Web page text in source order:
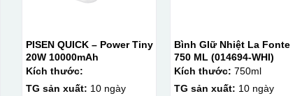
PISEN QUICK – Power Tiny
20W 10000mAh
Kích thước:
TG sản xuất: 10 ngày
Bình GIữ Nhiệt La Fonte
750 ML (014694-WHI)
Kích thước: 750ml
TG sản xuất: 10 ngày